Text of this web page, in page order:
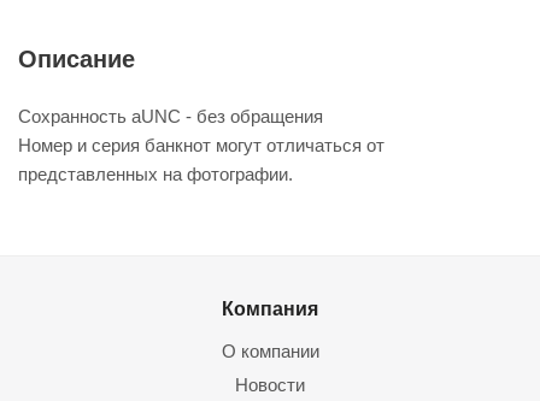
Описание
Сохранность aUNC - без обращения
Номер и серия банкнот могут отличаться от
представленных на фотографии.
Компания
О компании
Новости